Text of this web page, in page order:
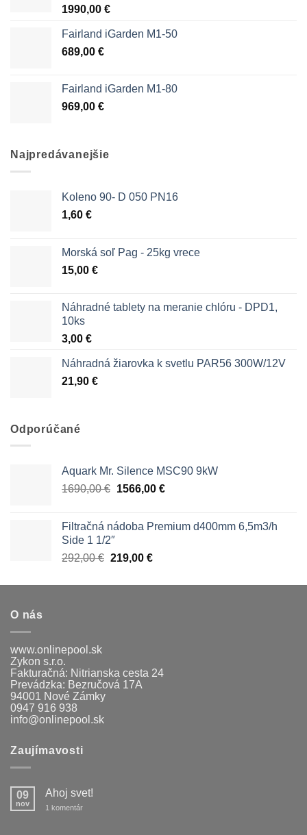
1990,00 €
Fairland iGarden M1-50
689,00 €
Fairland iGarden M1-80
969,00 €
Najpredávanejšie
Koleno 90- D 050 PN16
1,60 €
Morská soľ Pag - 25kg vrece
15,00 €
Náhradné tablety na meranie chlóru - DPD1,
10ks
3,00 €
Náhradná žiarovka k svetlu PAR56 300W/12V
21,90 €
Odporúčané
Aquark Mr. Silence MSC90 9kW
1690,00€ Pôvodná
1690,00 €.
1566,00 €Aktuálna
1566,00 €.
Filtračná nádoba Premium d400mm 6,5m3/h
Side 1 1/2″
292,00€ Pôvodná
bola:
219,00 €Aktuálna
je:
O nás
www.onlinepool.sk
Zykon s.r.o.
Fakturačná: Nitrianska cesta 24
Prevádzka: Bezručová 17A
94001 Nové Zámky
0947 916 938
info@onlinepool.sk
Zaujímavosti
09
nov
Ahoj svet!
1 komentárna